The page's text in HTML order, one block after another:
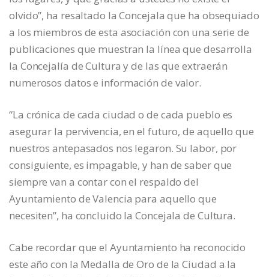
olvido”, ha resaltado la Concejala que ha obsequiado
a los miembros de esta asociación con una serie de
publicaciones que muestran la línea que desarrolla
la Concejalía de Cultura y de las que extraerán
numerosos datos e información de valor.
“La crónica de cada ciudad o de cada pueblo es
asegurar la pervivencia, en el futuro, de aquello que
nuestros antepasados nos legaron. Su labor, por
consiguiente, es impagable, y han de saber que
siempre van a contar con el respaldo del
Ayuntamiento de Valencia para aquello que
necesiten”, ha concluido la Concejala de Cultura.
Cabe recordar que el Ayuntamiento ha reconocido
este año con la Medalla de Oro de la Ciudad a la